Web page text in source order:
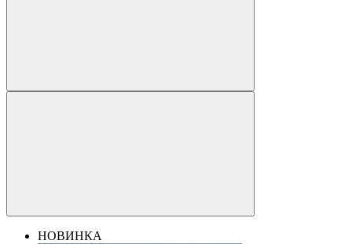
НОВИНКА